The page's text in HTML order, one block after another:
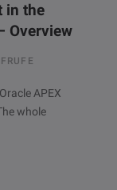
in the
Overview
APEX
whole